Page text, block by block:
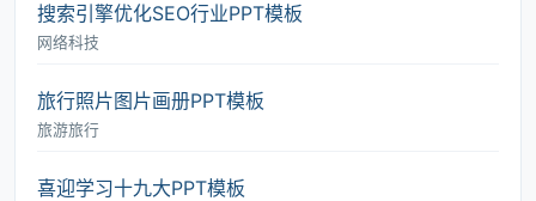
搜索引擎优化SEO行业PPT模板
网络科技
旅行照片图片画册PPT模板
旅游旅行
喜迎学习十九大PPT模板